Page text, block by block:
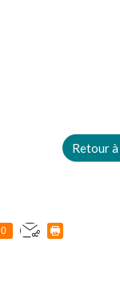
Retour
0